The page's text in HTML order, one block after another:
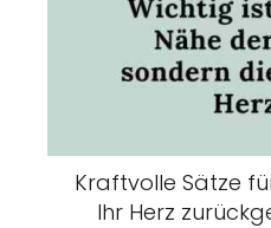
Kraftvolle Sätze
Ihr Herz